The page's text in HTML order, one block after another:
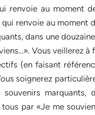
renvoie au moment
renvoie au moment
dans une
Vous veillerez à
(en faisant
soignerez
marquants,
par «Je me